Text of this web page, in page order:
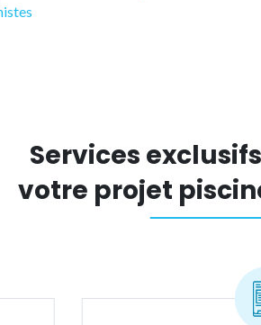
Services
votre projet